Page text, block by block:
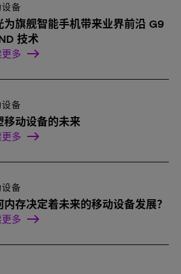
备
为旗舰智能手机带来业界前沿 G9
技术
多
备
移动设备的未来
多
备
内存决定着未来的移动设备发展？
多